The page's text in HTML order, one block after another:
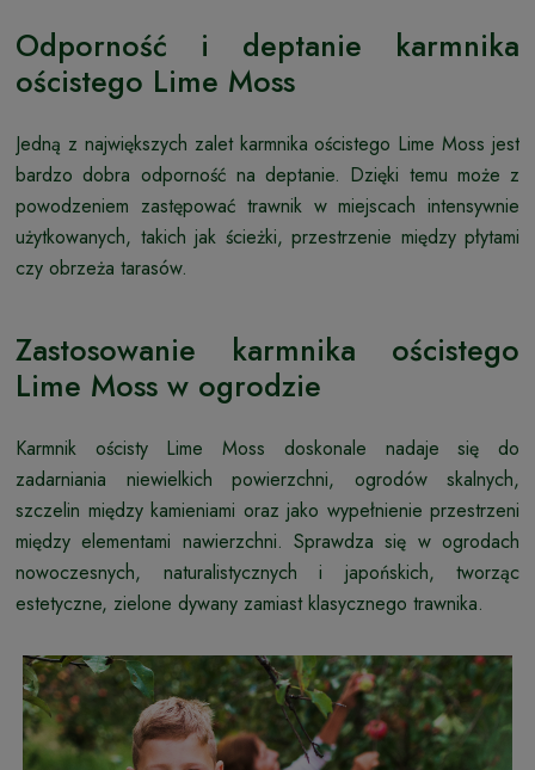
Odporność i deptanie karmnika
ościstego Lime Moss
Jedną z największych zalet karmnika ościstego Lime Moss jest
bardzo dobra odporność na deptanie. Dzięki temu może z
powodzeniem zastępować trawnik w miejscach intensywnie
użytkowanych, takich jak ścieżki, przestrzenie między płytami
czy obrzeża tarasów.
Zastosowanie karmnika ościstego
Lime Moss w ogrodzie
Karmnik ościsty Lime Moss doskonale nadaje się do
zadarniania niewielkich powierzchni, ogrodów skalnych,
szczelin między kamieniami oraz jako wypełnienie przestrzeni
między elementami nawierzchni. Sprawdza się w ogrodach
nowoczesnych, naturalistycznych i japońskich, tworząc
estetyczne, zielone dywany zamiast klasycznego trawnika.